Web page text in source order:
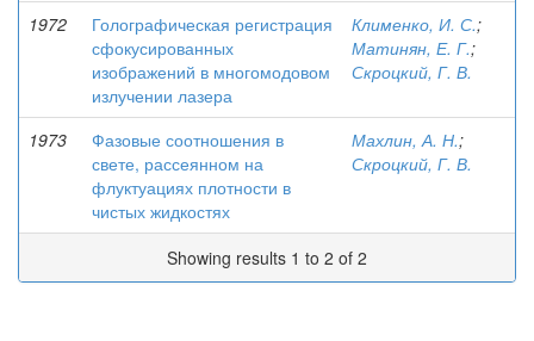
1972
Голографическая регистрация
сфокусированных
изображений в многомодовом
излучении лазера
Клименко, И. С.;
Матинян, Е. Г.;
Скроцкий, Г. В.
1973
Фазовые соотношения в
свете, рассеянном на
флуктуациях плотности в
чистых жидкостях
Махлин, А. Н.;
Скроцкий, Г. В.
Showing results 1 to 2 of 2